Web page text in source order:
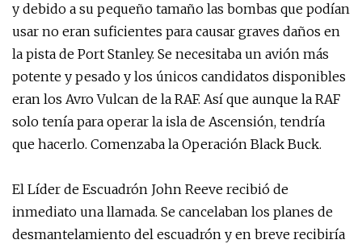
y debido a su pequeño tamaño las bombas que podían
usar no eran suficientes para causar graves daños en
la pista de Port Stanley. Se necesitaba un avión más
potente y pesado y los únicos candidatos disponibles
eran los Avro Vulcan de la RAF. Así que aunque la RAF
solo tenía para operar la isla de Ascensión, tendría
que hacerlo. Comenzaba la Operación Black Buck.
El Líder de Escuadrón John Reeve recibió de
inmediato una llamada. Se cancelaban los planes de
desmantelamiento del escuadrón y en breve recibiría